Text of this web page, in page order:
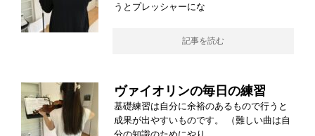
うとプレッシャーにな
記事を読む
ヴァイオリンの毎日の練習
基礎練習は自分に余裕のあるもので行うと
成果が出やすいものです。 （難しい曲は自